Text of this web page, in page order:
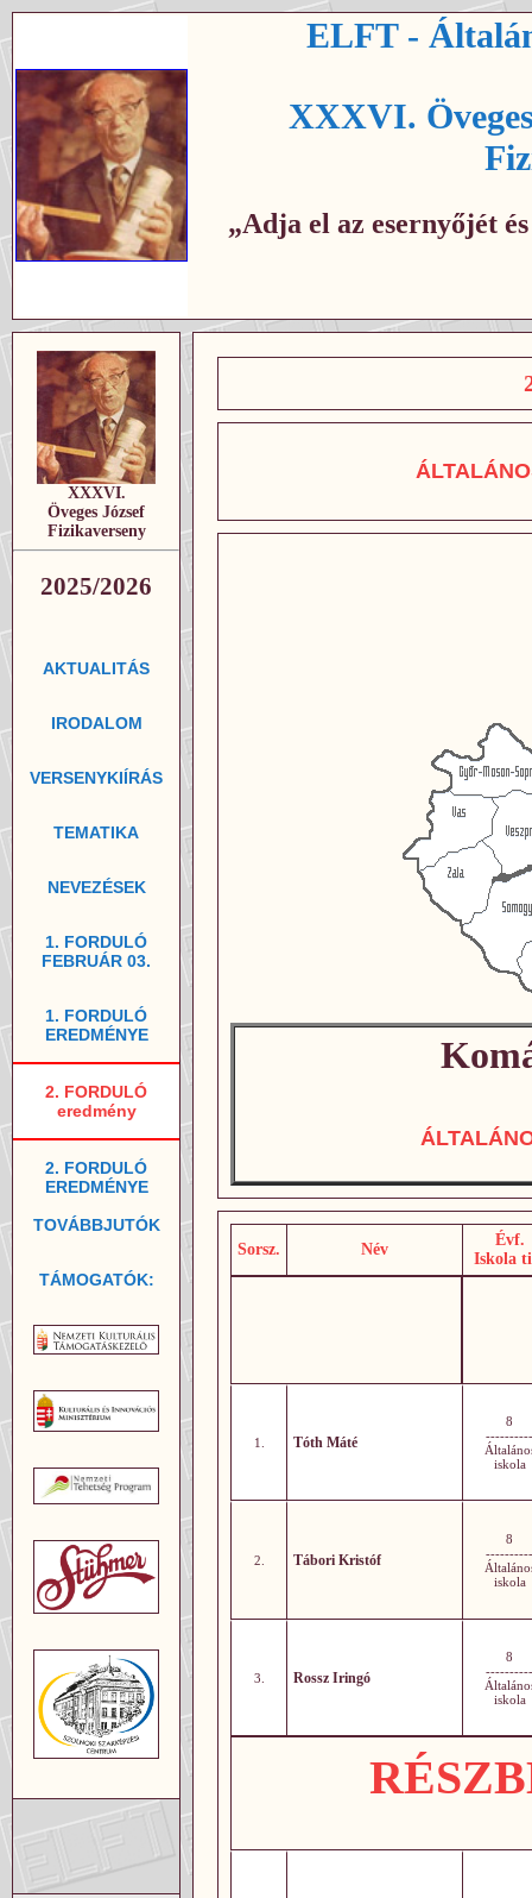
ELFT -
XXXVI.
„Adja el az esernyőjét
XXXVI.
Öveges József
Fizikaverseny
2025/2026
AKTUALITÁS
IRODALOM
VERSENYKIÍRÁS
TEMATIKA
NEVEZÉSEK
1. FORDULÓ
FEBRUÁR 03.
1. FORDULÓ
EREDMÉNYE
2. FORDULÓ
eredmény
2. FORDULÓ
EREDMÉNYE
TOVÁBBJUTÓK
TÁMOGATÓK:
Sorsz. Név
Évf.
Iskola
1. Tóth Máté
8
----------
iskola
2. Tábori Kristóf
8
----------
iskola
3. Rossz Iringó
8
----------
iskola